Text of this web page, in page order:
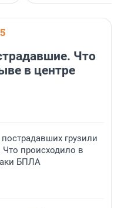
Что
в центре
грузили
происходило в
БПЛА